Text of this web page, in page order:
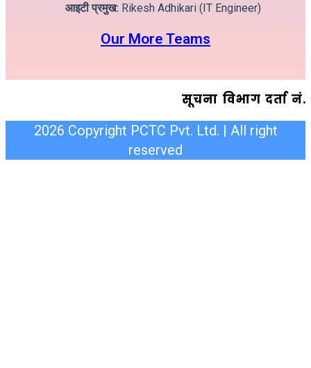
आइटी प्रमुख: Rikesh Adhikari (IT Engineer)
Our More Teams
सूचना विभाग दर्ता
2026 Copyright PCTC Pvt. Ltd. | All right
reserved